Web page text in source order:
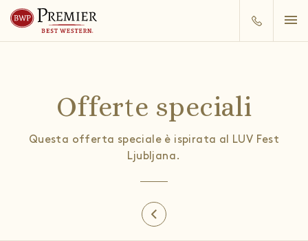
Offerte speciali
Questa offerta speciale è ispirata al LUV Fest
Ljubljana.